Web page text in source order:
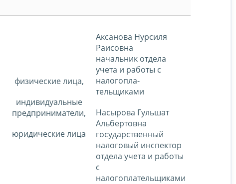
физические лица,
индивидуальные
предприниматели,
юридические лица
Аксанова Нурсиля
Раисовна
начальник отдела
учета и работы с
налогопла-
тельщиками
Насырова Гульшат
Альбертовна
государственный
налоговый инспектор
отдела учета и работы
с
налогоплательщиками